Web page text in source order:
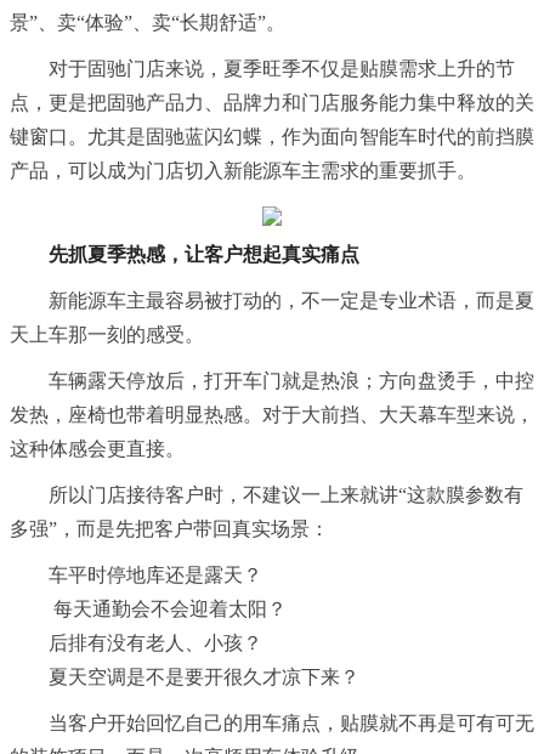
景”、卖“体验”、卖“长期舒适”。
对于固驰门店来说，夏季旺季不仅是贴膜需求上升的节
点，更是把固驰产品力、品牌力和门店服务能力集中释放的关
键窗口。尤其是固驰蓝闪幻蝶，作为面向智能车时代的前挡膜
产品，可以成为门店切入新能源车主需求的重要抓手。
先抓夏季热感，让客户想起真实痛点
新能源车主最容易被打动的，不一定是专业术语，而是夏
天上车那一刻的感受。
车辆露天停放后，打开车门就是热浪；方向盘烫手，中控
发热，座椅也带着明显热感。对于大前挡、大天幕车型来说，
这种体感会更直接。
所以门店接待客户时，不建议一上来就讲“这款膜参数有
多强”，而是先把客户带回真实场景：
车平时停地库还是露天？
每天通勤会不会迎着太阳？
后排有没有老人、小孩？
夏天空调是不是要开很久才凉下来？
当客户开始回忆自己的用车痛点，贴膜就不再是可有可无